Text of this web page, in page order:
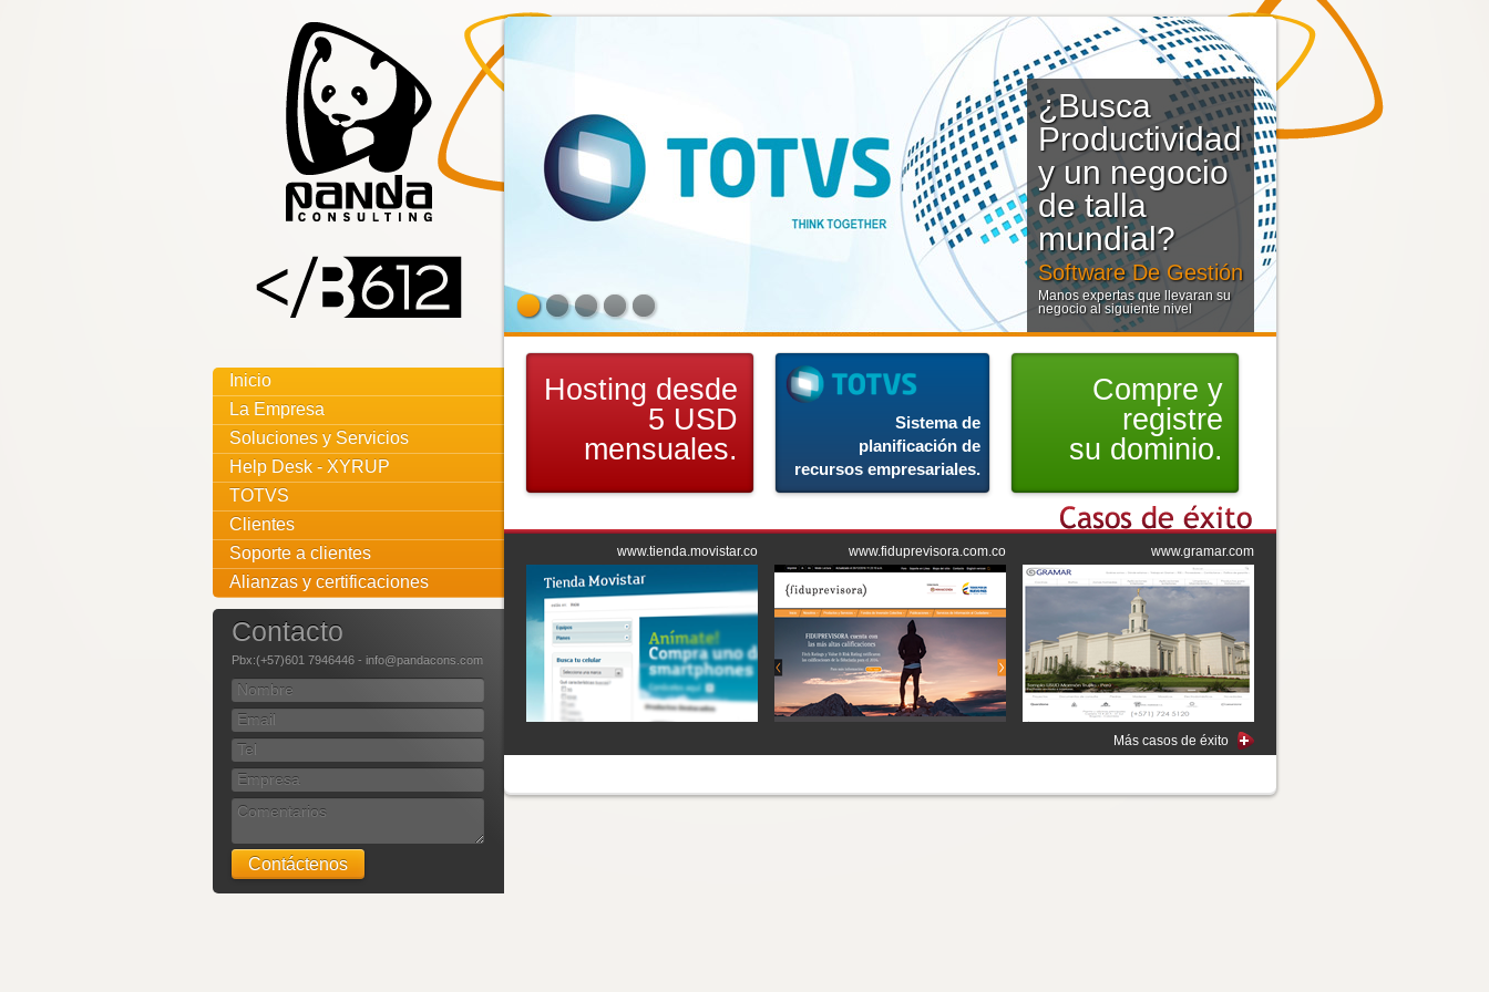
Inicio
La Empresa
Soluciones y Servicios
Help Desk - XYRUP
TOTVS
Clientes
Soporte a clientes
Alianzas y certificaciones
Contacto
Pbx:(+57)601 7946446 - info@pandacons.com
Contáctenos
¿Problemas
con las redes
y sistemas de
su empresa?
Outsourcing en
Sistemas
Déjelos en nuestras manos y
aumente su productividad.
¿Busca
Productividad
y un negocio
de talla
mundial?
Software De Gestión
Manos expertas que llevaran su
negocio al siguiente nivel
Hosting desde
5 USD
mensuales.
Sistema de
planificación de
recursos empresariales.
Compre y
registre
su dominio.
www.tienda.movistar.co www.fiduprevisora.com.co www.gramar.com
Más casos de éxito